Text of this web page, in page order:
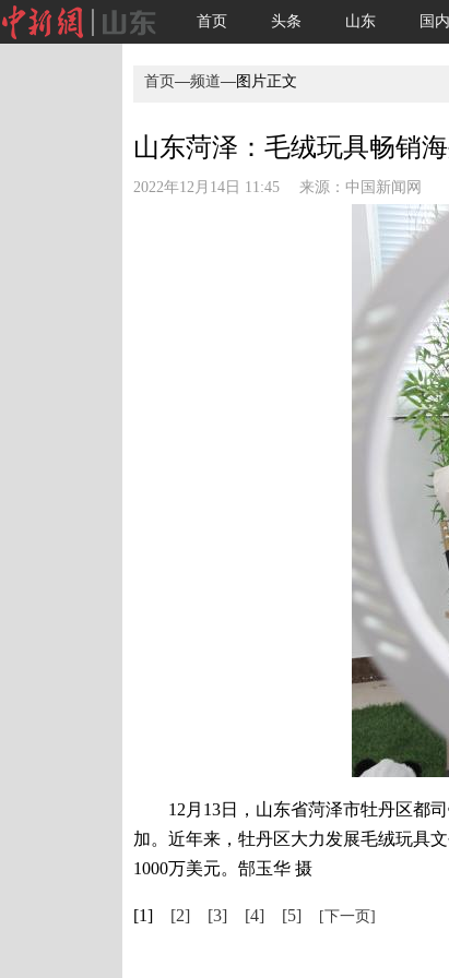
首页 头条 山东 国内
首页—频道—图片正文
山东菏泽：毛绒玩具畅销
2022年12月14日 11:45 来源： 中国新闻网
12月13日，山东省菏泽市牡丹区都司
加。近年来，牡丹区大力发展毛绒玩具
1000万美元。郜玉华 摄
[1] [2] [3] [4] [5] [下一页]